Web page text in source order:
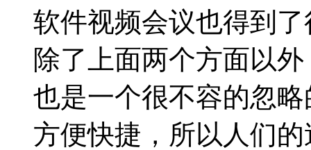
软件视频会议也得到
除了上面两个方面以
也是一个很不容的忽
方便快捷，所以人们